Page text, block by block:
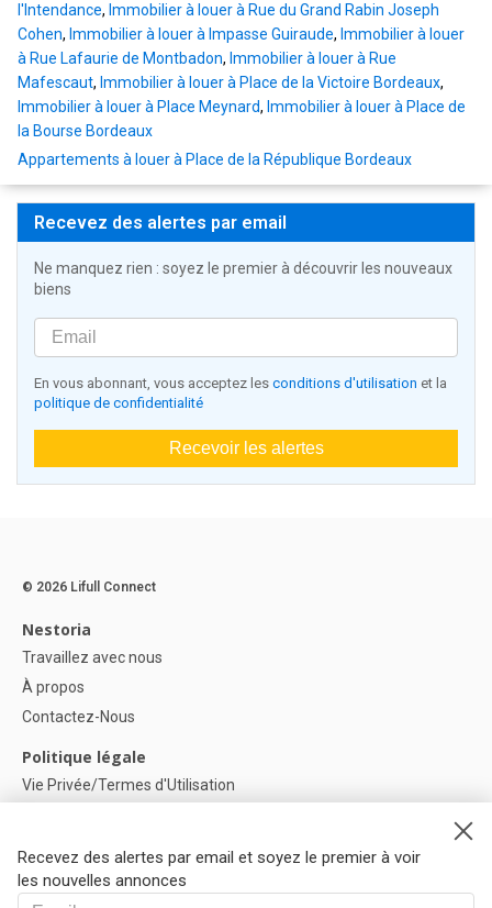
l'Intendance, Immobilier à louer à Rue du Grand Rabin Joseph
Cohen, Immobilier à louer à Impasse Guiraude, Immobilier à louer
à Rue Lafaurie de Montbadon, Immobilier à louer à Rue
Mafescaut, Immobilier à louer à Place de la Victoire Bordeaux,
Immobilier à louer à Place Meynard, Immobilier à louer à Place de
la Bourse Bordeaux
Appartements à louer à Place de la République Bordeaux
Recevez des alertes par email
Ne manquez rien : soyez le premier à découvrir les nouveaux
biens
En vous abonnant, vous acceptez les conditions d'utilisation et la
politique de confidentialité
Recevoir les alertes
Recevez des alertes par email et soyez le premier à voir
les nouvelles annonces
© 2026 Lifull Connect
Nestoria
Travaillez avec nous
À propos
Contactez-Nous
Politique légale
Vie Privée/Termes d'Utilisation
Paramètres des cookies